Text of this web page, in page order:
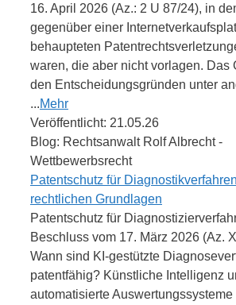
16. April 2026 (Az.: 2 U 87/24), in
gegenüber einer
behaupteten
waren, die aber nicht vorlagen. Das
den Entscheidungsgründen unter
...Mehr
Veröffentlicht: 21.05.26
Blog: Rechtsanwalt Rolf Albrecht -
Wettbewerbsrecht
Patentschutz für
rechtlichen Grundlagen
Patentschutz für
Beschluss vom 17. März 2026 (Az.
Wann sind KI-gestützte
patentfähig? Künstliche Intelligenz
automatisierte